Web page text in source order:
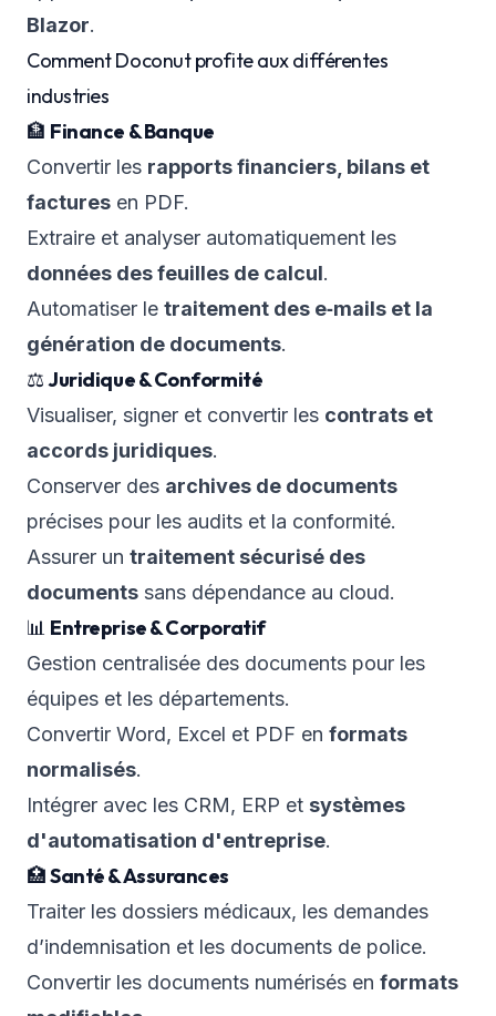
Blazor.
Comment Doconut profite aux différentes
industries
🏦 Finance & Banque
Convertir les rapports financiers, bilans et
factures en PDF.
Extraire et analyser automatiquement les
données des feuilles de calcul.
Automatiser le traitement des e‑mails et la
génération de documents.
⚖️Juridique & Conformité
Visualiser, signer et convertir les contrats et
accords juridiques.
Conserver des archives de documents
précises pour les audits et la conformité.
Assurer un traitement sécurisé des
documents sans dépendance au cloud.
📊 Entreprise & Corporatif
Gestion centralisée des documents pour les
équipes et les départements.
Convertir Word, Excel et PDF en formats
normalisés.
Intégrer avec les CRM, ERP et systèmes
d'automatisation d'entreprise.
🏥Santé & Assurances
Traiter les dossiers médicaux, les demandes
d’indemnisation et les documents de police.
Convertir les documents numérisés en formats